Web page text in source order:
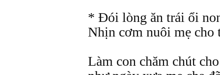
* Đói lòng ăn trái ổi
Nhịn cơm nuôi mẹ cho
Làm con chăm chút